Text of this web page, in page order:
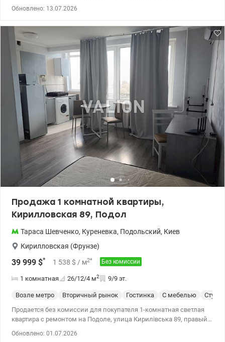
жилая 40 кв.м, состоит из 3 отдельных комнат, отдельной
ванной комнаты и санузла, большой кухни 8 кв.м, застекленной
лоджии и открытого балкона. Чистый и ухоженный подъезд,
лифт, газ. Дом расположен в одном из лучших районов
столицы, в тихом зеленом дворе, вдали от шумных
магистралей, что обеспечивает комфорт и спокойствие для
проживания. Отличное расположение — метро «Дворец
Украина» и остановка городского транспорта в 5 минутах
ходьбы. Рядом находятся супермаркеты, магазины, кафе,
рестораны, банки, школы, детские сады, спортивные клубы и
все необходимое для комфортной жизни в центре города. Эта
квартира станет отличным выбором как для собственного
проживания, так и для инвестиций. Цена без комиссии для
покупателя 119 990 у.е., 067-781-47-77, 095-124-58-84, Ольга,
Valion.ua/1151730
Обновлено: 13.07.2026
Продажа 1 комнатной квартиры,
Кирилловская 89, Подол
Тараса Шевченко, Куреневка, Подольский, Киев
Кирилловская (Фрунзе)
39 999 $* 1 538 $ / м2* Без комиссии
1 комнатная 26/12/4 м2 9/9 эт.
Возле метро Вторичный рынок Гостинка С мебелью
Продается без комиссии для покупателя 1-комнатная светлая
квартира с ремонтом на Подоле, улица Кирилівська 89, правый
Обновлено: 01.07.2026